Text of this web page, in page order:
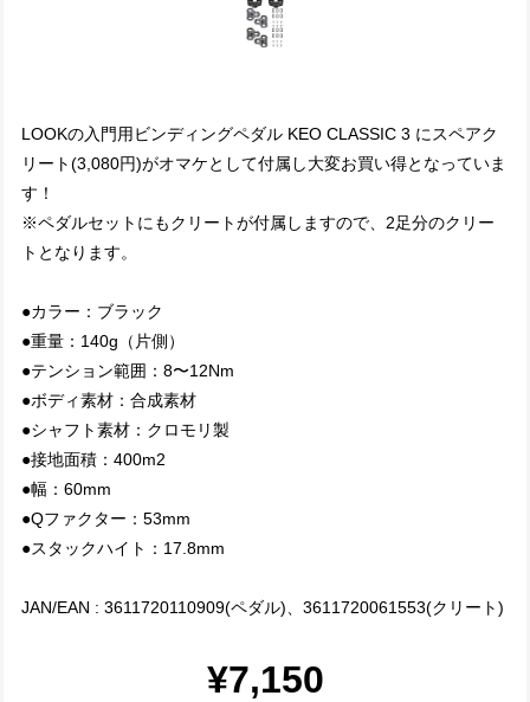
LOOKの入門用ビンディングペダル KEO CLASSIC 3 にスペアク
リート(3,080円)がオマケとして付属し大変お買い得となっていま
す！
※ペダルセットにもクリートが付属しますので、2足分のクリー
トとなります。
●カラー：ブラック
●重量：140g（片側）
●テンション範囲：8〜12Nm
●ボディ素材：合成素材
●シャフト素材：クロモリ製
●接地面積：400m2
●幅：60mm
●Qファクター：53mm
●スタックハイト：17.8mm
JAN/EAN : 3611720110909(ペダル)、3611720061553(クリート)
¥7,150